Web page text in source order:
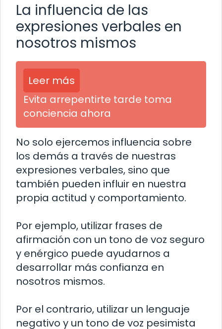
La influencia de las
expresiones verbales en
nosotros mismos
Leer más
Evita arrepentirte tarde toma
conciencia ahora
No solo ejercemos influencia sobre
los demás a través de nuestras
expresiones verbales, sino que
también pueden influir en nuestra
propia actitud y comportamiento.
Por ejemplo, utilizar frases de
afirmación con un tono de voz seguro
y enérgico puede ayudarnos a
desarrollar más confianza en
nosotros mismos.
Por el contrario, utilizar un lenguaje
negativo y un tono de voz pesimista